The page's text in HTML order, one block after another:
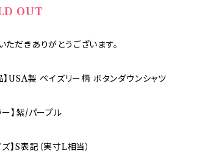
OUT
ただきありがとうございます。
】USA製 ペイズリー柄 ボタンダウンシャツ
ー】紫/パープル
ズ】S表記（実寸L相当）